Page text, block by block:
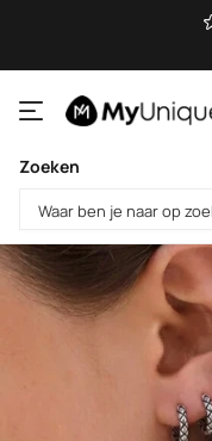
Zoeken